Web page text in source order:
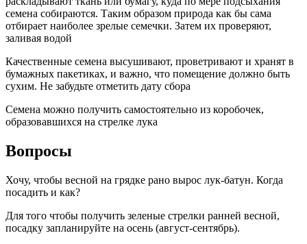
семена собираются. Таким образом природа как бы сама
отбирает наиболее зрелые семечки. Затем их проверяют,
заливая водой
Качественные семена высушивают, проветривают и хранят в
бумажных пакетиках, и важно, что помещение должно быть
сухим. Не забудьте отметить дату сбора
Семена можно получить самостоятельно из коробочек,
образовавшихся на стрелке лука
Вопросы
Хочу, чтобы весной на грядке рано вырос лук-батун. Когда
посадить и как?
Для того чтобы получить зеленые стрелки ранней весной,
посадку запланируйте на осень (август-сентябрь).